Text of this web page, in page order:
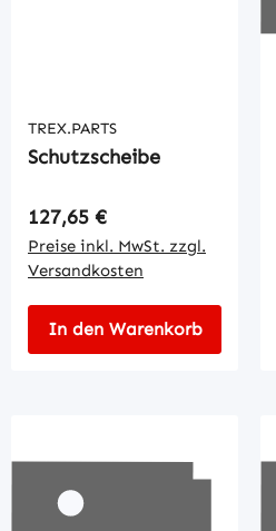
TREX.PARTS
Schutzscheibe
Regulärer Preis:
127,65 €
Preise inkl. MwSt. zzgl.
Versandkosten
In den Warenkorb